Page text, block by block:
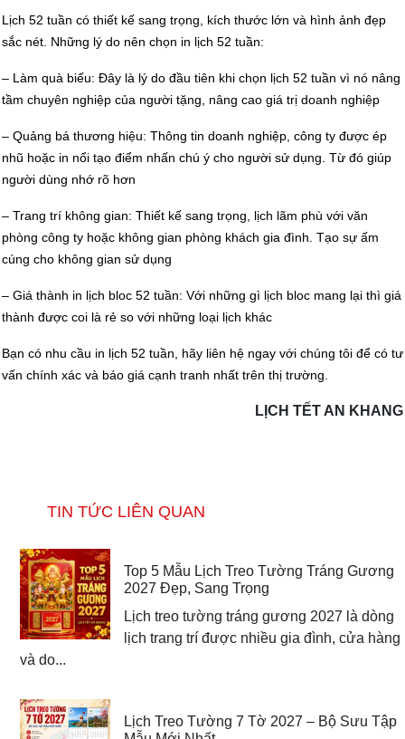
Lịch 52 tuần có thiết kế sang trọng, kích thước lớn và hình ảnh đẹp
sắc nét. Những lý do nên chọn in lịch 52 tuần:
– Làm quà biếu: Đây là lý do đầu tiên khi chọn lịch 52 tuần vì nó nâng
tầm chuyên nghiệp của người tặng, nâng cao giá trị doanh nghiệp
– Quảng bá thương hiệu: Thông tin doanh nghiệp, công ty được ép
nhũ hoặc in nổi tạo điểm nhấn chú ý cho người sử dụng. Từ đó giúp
người dùng nhớ rõ hơn
– Trang trí không gian: Thiết kế sang trọng, lịch lãm phù với văn
phòng công ty hoặc không gian phòng khách gia đình. Tạo sự ấm
cúng cho không gian sử dụng
– Giá thành in lịch bloc 52 tuần: Với những gì lịch bloc mang lại thì giá
thành được coi là rẻ so với những loại lịch khác
Bạn có nhu cầu in lịch 52 tuần, hãy liên hệ ngay với chúng tôi để có tư
vấn chính xác và báo giá cạnh tranh nhất trên thị trường.
LỊCH TẾT AN KHANG
TIN TỨC LIÊN QUAN
Top 5 Mẫu Lịch Treo Tường Tráng Gương
2027 Đẹp, Sang Trọng
Lịch treo tường tráng gương 2027 là dòng
lịch trang trí được nhiều gia đình, cửa hàng
và do...
Lịch Treo Tường 7 Tờ 2027 – Bộ Sưu Tập